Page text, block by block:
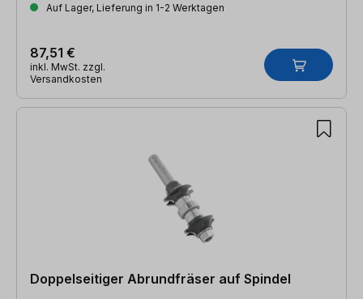
Auf Lager, Lieferung in 1-2 Werktagen
87,51 €
inkl. MwSt. zzgl.
Versandkosten
Doppelseitiger Abrundfräser auf Spindel